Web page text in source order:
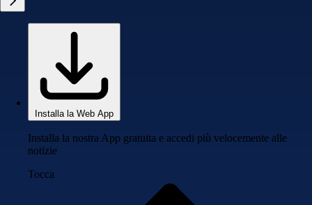
Installa la Web App
Installa la nostra App gratuita e accedi più velocemente alle
notizie
Tocca